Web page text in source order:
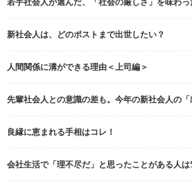
若手社会人が選んだ、「社会の厳しさ」を味わっ
新社会人は、どのポストまで出世したい？
人間関係に溝ができる理由＜上司編＞
先輩社会人との意識の差も。今年の新社会人の「
良縁に恵まれる手相はコレ！
会社生活で「理不尽だ」と思ったことがある人